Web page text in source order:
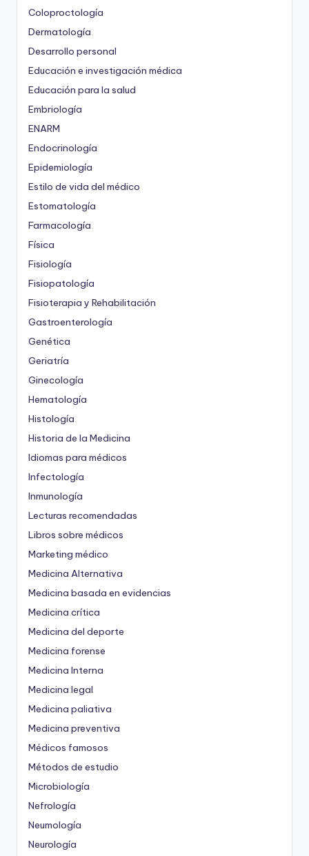
Coloproctología
Dermatología
Desarrollo personal
Educación e investigación médica
Educación para la salud
Embriología
ENARM
Endocrinología
Epidemiología
Estilo de vida del médico
Estomatología
Farmacología
Física
Fisiología
Fisiopatología
Fisioterapia y Rehabilitación
Gastroenterología
Genética
Geriatría
Ginecología
Hematología
Histología
Historia de la Medicina
Idiomas para médicos
Infectología
Inmunología
Lecturas recomendadas
Libros sobre médicos
Marketing médico
Medicina Alternativa
Medicina basada en evidencias
Medicina crítica
Medicina del deporte
Medicina forense
Medicina Interna
Medicina legal
Medicina paliativa
Medicina preventiva
Médicos famosos
Métodos de estudio
Microbiología
Nefrología
Neumología
Neurología